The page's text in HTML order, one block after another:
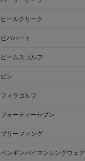
ヒールクリーク
ビバハート
ビームスゴルフ
ピン
フィラゴルフ
フォーティーセブン
ブリーフィング
ペンギンバイマンシングウェア